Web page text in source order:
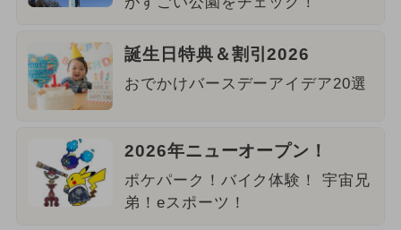
誕生日特典＆割引2026
おでかけバースデーアイデア20選
2026年ニューオープン！
ポケパーク！バイク体験！ 宇宙兄
弟！eスポーツ！